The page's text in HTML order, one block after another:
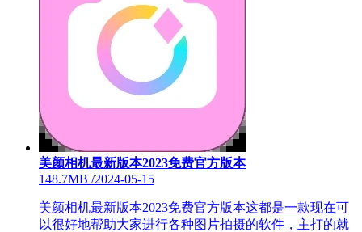
美颜相机最新版本2023免费官方版本
148.7MB /2024-05-15
美颜相机最新版本2023免费官方版本这都是一款现在可
以很好地帮助大家进行各种图片拍摄的软件，主打的就